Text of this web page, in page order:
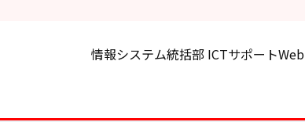
情報システム統括部 ICTサポートWeb